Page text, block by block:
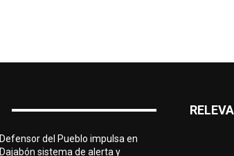
Defensor del Pueblo impulsa en
Dajabón sistema de alerta y